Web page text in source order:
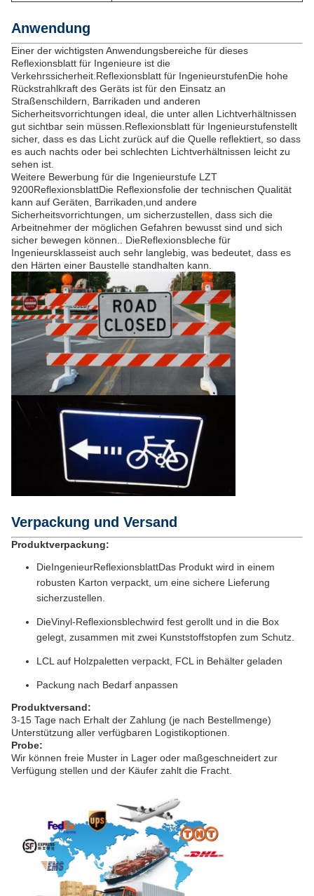
Anwendung
Einer der wichtigsten Anwendungsbereiche für dieses
Reflexionsblatt für Ingenieure ist die
Verkehrssicherheit. Reflexionsblatt für IngenieurstufenDie hohe
Rückstrahlkraft des Geräts ist für den Einsatz an
Straßenschildern, Barrikaden und anderen
Sicherheitsvorrichtungen ideal, die unter allen Lichtverhältnissen
gut sichtbar sein müssen. Reflexionsblatt für Ingenieurstufenstellt
sicher, dass es das Licht zurück auf die Quelle reflektiert, so dass
es auch nachts oder bei schlechten Lichtverhältnissen leicht zu
sehen ist.
Weitere Bewerbung für die Ingenieurstufe LZT
9200ReflexionsblattDie Reflexionsfolie der technischen Qualität
kann auf Geräten, Barrikaden,und andere
Sicherheitsvorrichtungen, um sicherzustellen, dass sich die
Arbeitnehmer der möglichen Gefahren bewusst sind und sich
sicher bewegen können.. DieReflexionsbleche für
Ingenieursklasseist auch sehr langlebig, was bedeutet, dass es
den Härten einer Baustelle standhalten kann.
Verpackung und Versand
Produktverpackung:
DieIngenieurReflexionsblattDas Produkt wird in einem
robusten Karton verpackt, um eine sichere Lieferung
sicherzustellen.
DieVinyl-Reflexionsblechwird fest gerollt und in die Box
gelegt, zusammen mit zwei Kunststoffstopfen zum Schutz.
LCL auf Holzpaletten verpackt, FCL in Behälter geladen
Packung nach Bedarf anpassen
Produktversand:
3-15 Tage nach Erhalt der Zahlung (je nach Bestellmenge)
Unterstützung aller verfügbaren Logistikoptionen.
Probe:
Wir können freie Muster in Lager oder maßgeschneidert zur
Verfügung stellen und der Käufer zahlt die Fracht.